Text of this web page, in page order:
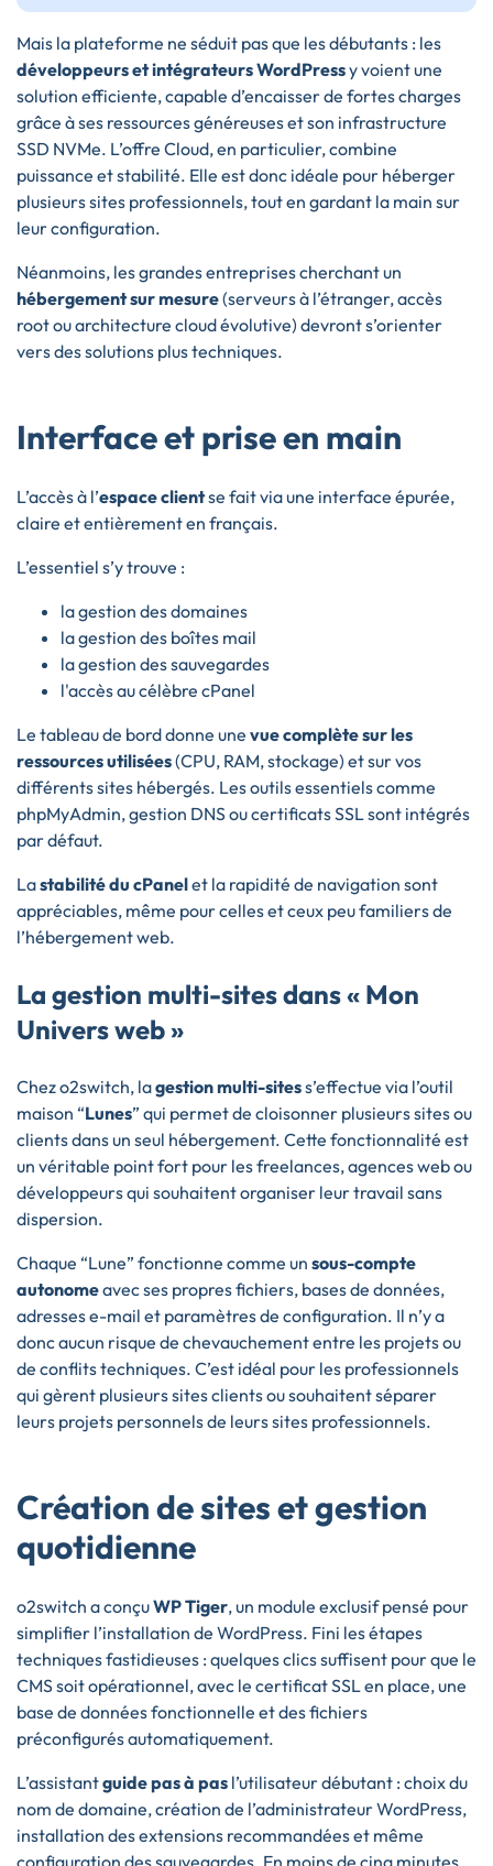
Mais la plateforme ne séduit pas que les débutants : les
développeurs et intégrateurs WordPressy voient une
solution efficiente, capable d’encaisser de fortes charges
grâce à ses ressources généreuses et son infrastructure
SSD NVMe. L’offre Cloud, en particulier, combine
puissance et stabilité. Elle est donc idéale pour héberger
plusieurs sites professionnels, tout en gardant la main sur
leur configuration.
Néanmoins, les grandes entreprises cherchant un
hébergement sur mesure(serveurs à l’étranger, accès
root ou architecture cloud évolutive) devront s’orienter
vers des solutions plus techniques.
Interface et prise en main
L’accès à l’espace clientse fait via une interface épurée,
claire et entièrement en français.
L’essentiel s’y trouve :
la gestion des domaines
la gestion des boîtes mail
la gestion des sauvegardes
l'accès au célèbre cPanel
Le tableau de bord donne une vue complète sur les
ressources utilisées(CPU, RAM, stockage) et sur vos
différents sites hébergés. Les outils essentiels comme
phpMyAdmin, gestion DNS ou certificats SSL sont intégrés
par défaut.
Lastabilité du cPanelet la rapidité de navigation sont
appréciables, même pour celles et ceux peu familiers de
l’hébergement web.
La gestion multi-sites dans « Mon
Univers web »
Chez o2switch, lagestion multi-sitess’effectue via l’outil
maison “Lunes” qui permet de cloisonner plusieurs sites ou
clients dans un seul hébergement. Cette fonctionnalité est
un véritable point fort pour les freelances, agences web ou
développeurs qui souhaitent organiser leur travail sans
dispersion.
Chaque “Lune” fonctionne comme un sous-compte
autonomeavec ses propres fichiers, bases de données,
adresses e-mail et paramètres de configuration. Il n’y a
donc aucun risque de chevauchement entre les projets ou
de conflits techniques. C’est idéal pour les professionnels
qui gèrent plusieurs sites clients ou souhaitent séparer
leurs projets personnels de leurs sites professionnels.
Création de sites et gestion
quotidienne
o2switch a conçuWP Tiger, un module exclusif pensé pour
simplifier l’installation de WordPress. Fini les étapes
techniques fastidieuses : quelques clics suffisent pour que le
CMS soit opérationnel, avec le certificat SSL en place, une
base de données fonctionnelle et des fichiers
préconfigurés automatiquement.
L’assistantguide pas à pas l’utilisateur débutant : choix du
nom de domaine, création de l’administrateur WordPress,
installation des extensions recommandées et même
configuration des sauvegardes. En moins de cinq minutes,